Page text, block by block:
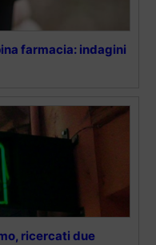
farmacia: indagini
ricercati due